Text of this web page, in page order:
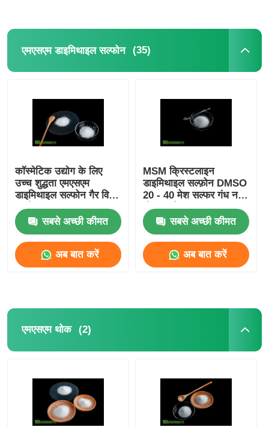
एमएसएम डाइमिथाइल सल्फोन (35)
कॉस्मेटिक उद्योग के लिए
उच्च शुद्धता एमएसएम
डाइमिथाइल सल्फोन गैर विषैले
कच्चे माल
सबसे अच्छी कीमत
अब बात करें
MSM क्रिस्टलाइन
डाइमिथाइल सल्फ़ोन DMSO
20 - 40 मेश सल्फर गंध नहीं
भोजन श्रेणी
सबसे अच्छी कीमत
अब बात करें
एमएसएम थोक (2)